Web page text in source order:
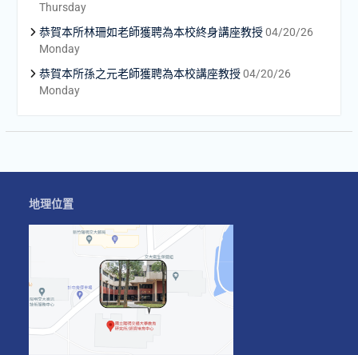
Thursday
恭賀本所林珊如老師獲聘為本校終身講座教授 04/20/26
Monday
恭賀本所孫之元老師獲聘為本校講座教授 04/20/26
Monday
地理位置